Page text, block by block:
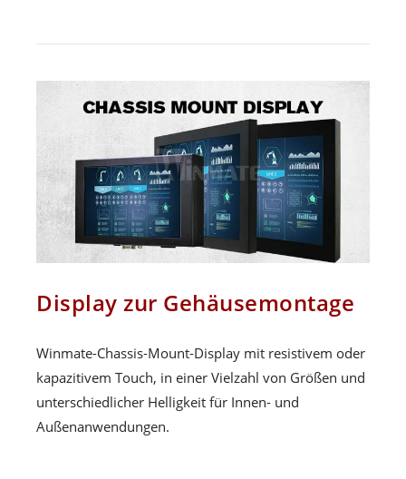
Display zur Gehäusemontage
Winmate-Chassis-Mount-Display mit resistivem oder
kapazitivem Touch, in einer Vielzahl von Größen und
unterschiedlicher Helligkeit für Innen- und
Außenanwendungen.